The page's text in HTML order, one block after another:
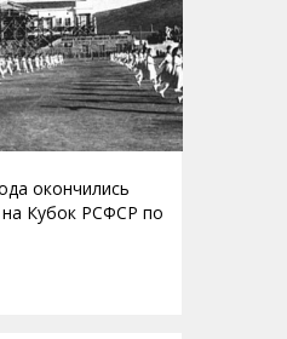
окончились
Кубок РСФСР по